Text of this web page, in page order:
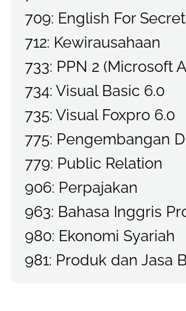
709: English For
712: Kewirausahaan
733: PPN 2 (Microsoft
734: Visual Basic 6.0
735: Visual Foxpro 6.0
775: Pengembangan
779: Public Relation
906: Perpajakan
963: Bahasa Inggris
980: Ekonomi Syariah
981: Produk dan Jasa